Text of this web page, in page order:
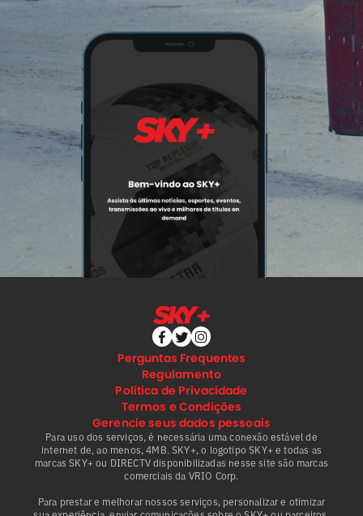
Perguntas Frequentes
Regulamento
Política de Privacidade
Termos e Condições
Gerencie seus dados pessoais
Para uso dos serviços, é necessária uma conexão estável de
internet de, ao menos, 4MB. SKY+, o logotipo SKY+ e todas as
marcas SKY+ ou DIRECTV disponibilizadas nesse site são marcas
comerciais da VRIO Corp.
Para prestar e melhorar nossos serviços, personalizar e otimizar